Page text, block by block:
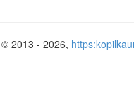
© 2013 - 2026,